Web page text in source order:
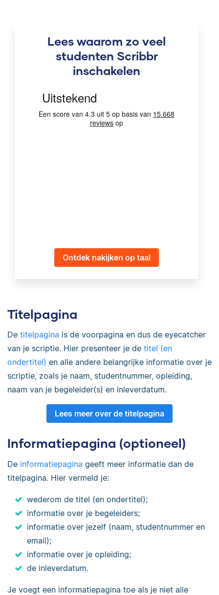
Lees waarom zo veel
studenten Scribbr
inschakelen
Ontdek nakijken op taal
Titelpagina
De titelpagina is de voorpagina en dus de eyecatcher
van je scriptie. Hier presenteer je de titel (en
ondertitel) en alle andere belangrijke informatie over je
scriptie, zoals je naam, studentnummer, opleiding,
naam van je begeleider(s) en inleverdatum.
Lees meer over de titelpagina
Informatiepagina (optioneel)
De informatiepagina geeft meer informatie dan de
titelpagina. Hier vermeld je:
wederom de titel (en ondertitel);
informatie over je begeleiders;
informatie over jezelf (naam, studentnummer en
email);
informatie over je opleiding;
de inleverdatum.
Je voegt een informatiepagina toe als je niet alle